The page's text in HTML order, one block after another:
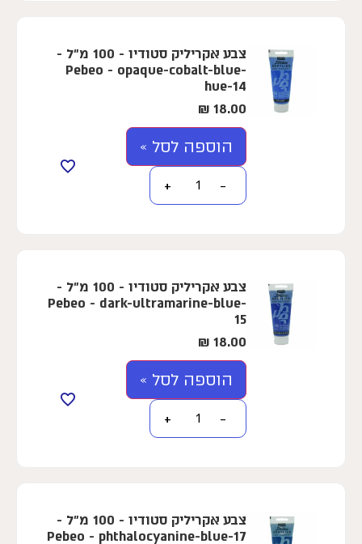
צבע אקריליק סטודיו - 100 מ"ל -
Pebeo - opaque-cobalt-blue-
hue-14
18.00
₪
הוספה לסל »
−
+
צבע אקריליק סטודיו - 100 מ"ל -
Pebeo - dark-ultramarine-blue-
15
18.00
₪
הוספה לסל »
−
+
צבע אקריליק סטודיו - 100 מ"ל -
Pebeo - phthalocyanine-blue-17